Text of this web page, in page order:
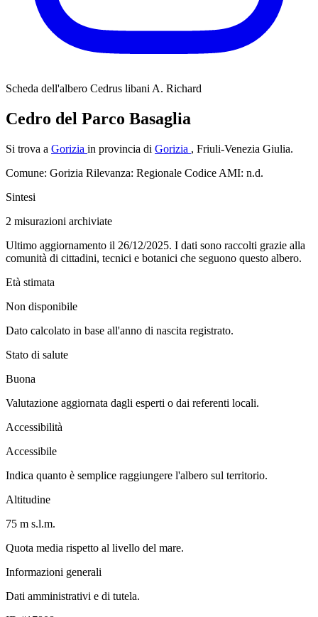
Scheda dell'albero Cedrus libani A. Richard
Cedro del Parco Basaglia
Si trova a Gorizia in provincia di Gorizia , Friuli-Venezia Giulia.
Comune: Gorizia Rilevanza: Regionale Codice AMI: n.d.
Sintesi
2 misurazioni archiviate
Ultimo aggiornamento il 26/12/2025. I dati sono raccolti grazie alla
comunità di cittadini, tecnici e botanici che seguono questo albero.
Età stimata
Non disponibile
Dato calcolato in base all'anno di nascita registrato.
Stato di salute
Buona
Valutazione aggiornata dagli esperti o dai referenti locali.
Accessibilità
Accessibile
Indica quanto è semplice raggiungere l'albero sul territorio.
Altitudine
75 m s.l.m.
Quota media rispetto al livello del mare.
Informazioni generali
Dati amministrativi e di tutela.